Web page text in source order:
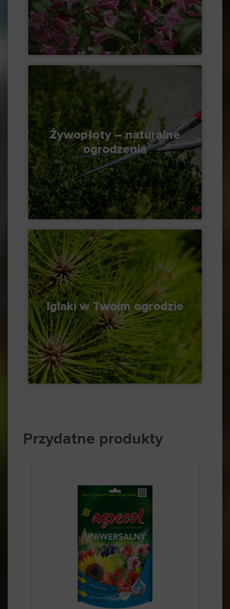
Żywopłoty – naturalne
ogrodzenia
Iglaki w Twoim ogrodzie
Przydatne produkty